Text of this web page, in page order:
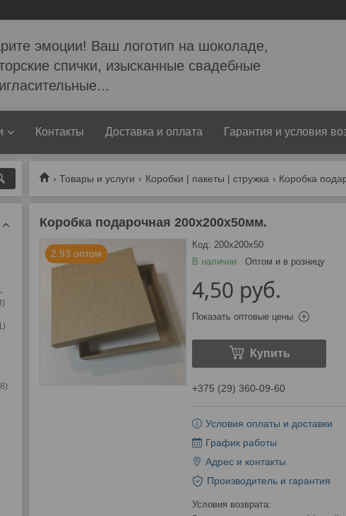
эмоции! Ваш логотип на шоколаде,
спички, изысканные свадебные
Контакты Доставка и оплата Гарантия и условия
Товары и услуги Коробки | пакеты | стружка Коробка
Коробка подарочная 200х200х50мм.
2.93 оптом
В наличии Оптом и в розницу
Код: 200х200х50
4,50 руб.
Показать оптовые цены
Купить
+375 (29) 360-09-60
Условия оплаты и доставки
График работы
Адрес и контакты
Производитель и гарантия